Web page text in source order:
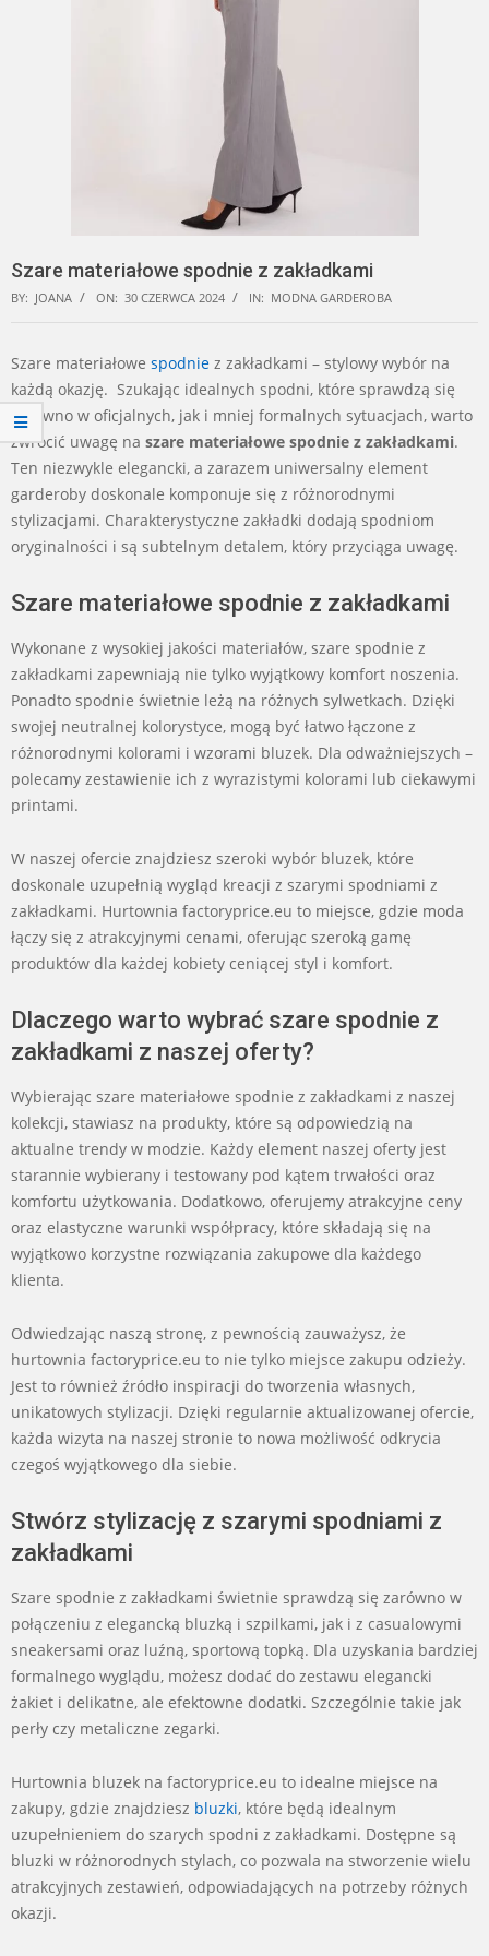
Szare materiałowe spodnie z zakładkami
BY: JOANA ON: 30 CZERWCA 2024 IN: MODNA GARDEROBA
Szare materiałowe spodnie z zakładkami – stylowy wybór na
każdą okazję. Szukając idealnych spodni, które sprawdzą się
zarówno w oficjalnych, jak i mniej formalnych sytuacjach, warto
zwrócić uwagę na szare materiałowe spodnie z zakładkami.
Ten niezwykle elegancki, a zarazem uniwersalny element
garderoby doskonale komponuje się z różnorodnymi
stylizacjami. Charakterystyczne zakładki dodają spodniom
oryginalności i są subtelnym detalem, który przyciąga uwagę.
Szare materiałowe spodnie z zakładkami
Wykonane z wysokiej jakości materiałów, szare spodnie z
zakładkami zapewniają nie tylko wyjątkowy komfort noszenia.
Ponadto spodnie świetnie leżą na różnych sylwetkach. Dzięki
swojej neutralnej kolorystyce, mogą być łatwo łączone z
różnorodnymi kolorami i wzorami bluzek. Dla odważniejszych –
polecamy zestawienie ich z wyrazistymi kolorami lub ciekawymi
printami.
W naszej ofercie znajdziesz szeroki wybór bluzek, które
doskonale uzupełnią wygląd kreacji z szarymi spodniami z
zakładkami. Hurtownia factoryprice.eu to miejsce, gdzie moda
łączy się z atrakcyjnymi cenami, oferując szeroką gamę
produktów dla każdej kobiety ceniącej styl i komfort.
Dlaczego warto wybrać szare spodnie z
zakładkami z naszej oferty?
Wybierając szare materiałowe spodnie z zakładkami z naszej
kolekcji, stawiasz na produkty, które są odpowiedzią na
aktualne trendy w modzie. Każdy element naszej oferty jest
starannie wybierany i testowany pod kątem trwałości oraz
komfortu użytkowania. Dodatkowo, oferujemy atrakcyjne ceny
oraz elastyczne warunki współpracy, które składają się na
wyjątkowo korzystne rozwiązania zakupowe dla każdego
klienta.
Odwiedzając naszą stronę, z pewnością zauważysz, że
hurtownia factoryprice.eu to nie tylko miejsce zakupu odzieży.
Jest to również źródło inspiracji do tworzenia własnych,
unikatowych stylizacji. Dzięki regularnie aktualizowanej ofercie,
każda wizyta na naszej stronie to nowa możliwość odkrycia
czegoś wyjątkowego dla siebie.
Stwórz stylizację z szarymi spodniami z
zakładkami
Szare spodnie z zakładkami świetnie sprawdzą się zarówno w
połączeniu z elegancką bluzką i szpilkami, jak i z casualowymi
sneakersami oraz luźną, sportową topką. Dla uzyskania bardziej
formalnego wyglądu, możesz dodać do zestawu elegancki
żakiet i delikatne, ale efektowne dodatki. Szczególnie takie jak
perły czy metaliczne zegarki.
Hurtownia bluzek na factoryprice.eu to idealne miejsce na
zakupy, gdzie znajdziesz bluzki, które będą idealnym
uzupełnieniem do szarych spodni z zakładkami. Dostępne są
bluzki w różnorodnych stylach, co pozwala na stworzenie wielu
atrakcyjnych zestawień, odpowiadających na potrzeby różnych
okazji.